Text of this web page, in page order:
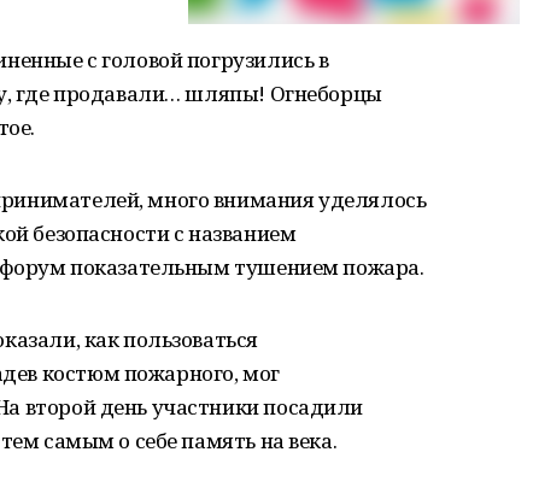
с головой погрузились в
где продавали… шляпы! Огнеборцы
много внимания уделялось
безопасности с названием
форум показательным тушением пожара.
как пользоваться
костюм пожарного, мог
второй день участники посадили
самым о себе память на века.